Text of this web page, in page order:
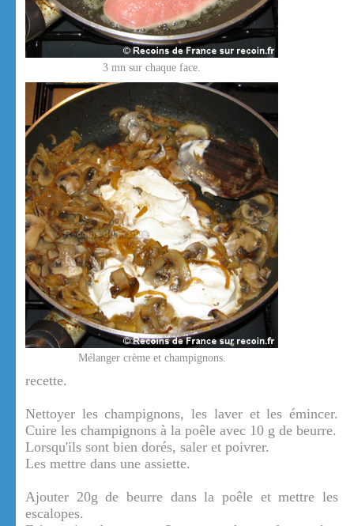
3 mn sur chaque face.
Mélanger crème et champignons.
recette.
Nettoyer les champignons, les laver et les émincer.
Cuire les champignons à la poêle avec 10 g de beurre.
Lorsqu'ils sont bien dorés, saler et poivrer.
Les mettre dans une assiette.
Ajouter 20g de beurre dans la poêle et mettre les
escalopes.